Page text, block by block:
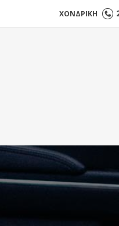
ΧΟΝΔΡΙΚΗ